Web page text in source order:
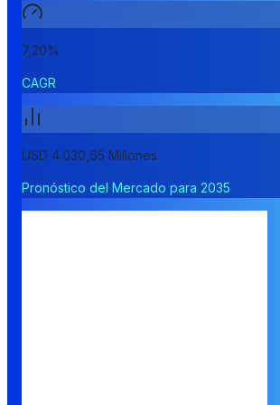
7,20%
CAGR
USD 4.030,65 Millones
Pronóstico del Mercado para 2035